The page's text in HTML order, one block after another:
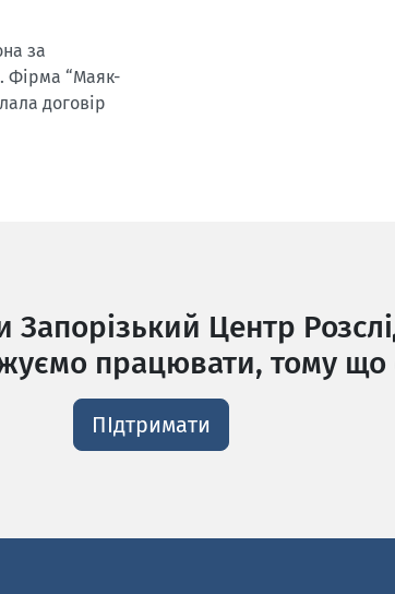
за
Фірма “Маяк-
договір
Запорізький Центр
працювати, тому що
ПІдтримати